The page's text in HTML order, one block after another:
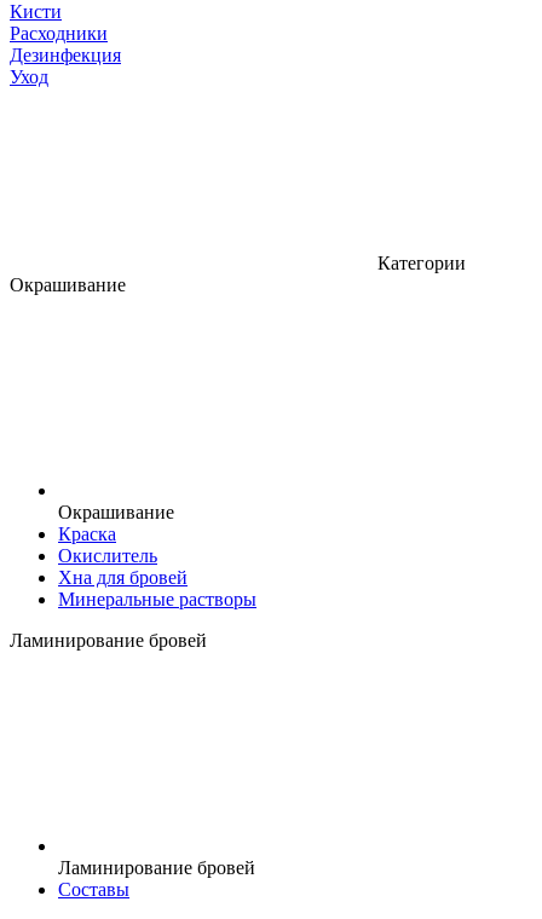
Кисти
Расходники
Дезинфекция
Уход
Категории
Окрашивание
Окрашивание
Краска
Окислитель
Хна для бровей
Минеральные растворы
Ламинирование бровей
Ламинирование бровей
Составы